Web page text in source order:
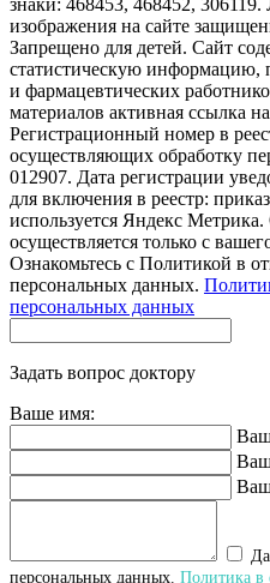
знаки: 468453, 468452,
изображения на сайте
Запрещено для детей. Сайт
статистическую информацию,
и фармацевтических
материалов активная ссылка
Регистрационный номер в
осуществляющих обработку
012907. Дата регистрации
для включения в реестр:
используется Яндекс
осуществляется только с
Ознакомьтесь с Политикой в
персональных данных.
персональных данных
Задать вопрос доктору
Ваше имя:
персональных данных. Политика в